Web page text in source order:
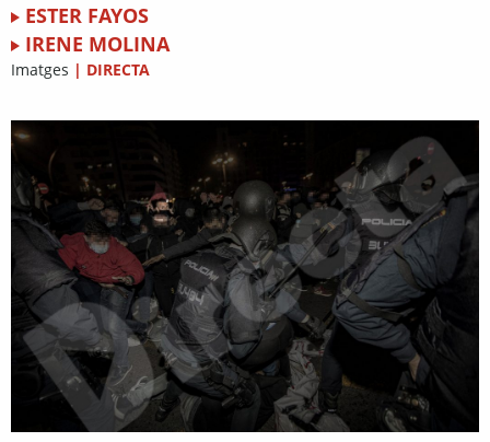
ESTER FAYOS
IRENE MOLINA
Imatges | DIRECTA